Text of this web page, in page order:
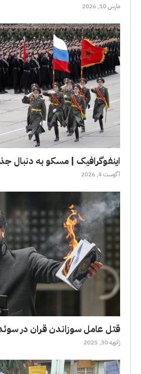
مارس 10, 2026
اینفوگرافیک | مسکو به دنبال
آگوست 4, 2026
قتل عامل سوزاندن قران در
ژانویه 30, 2025